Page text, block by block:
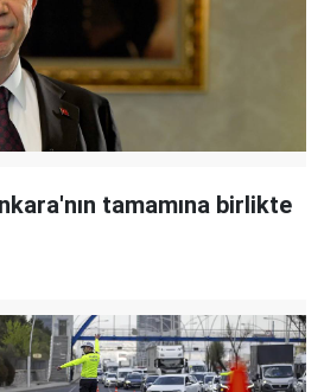
tamamına birlikte